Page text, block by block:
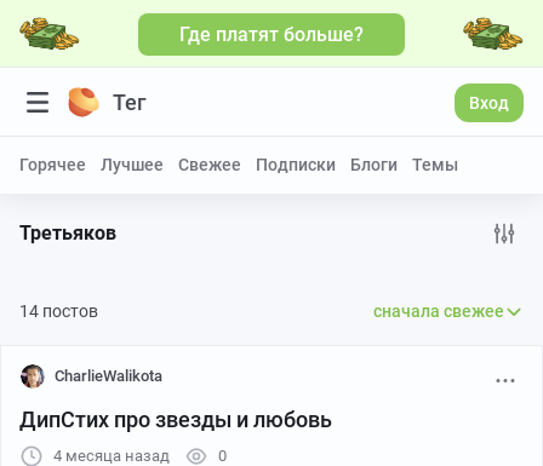
Где платят больше?
Тег Вход
Горячее Лучшее Свежее Подписки Блоги Темы
Третьяков
14 постов сначала свежее
CharlieWalikota
ДипСтих про звезды и любовь
4 месяца назад 0
Больше видео